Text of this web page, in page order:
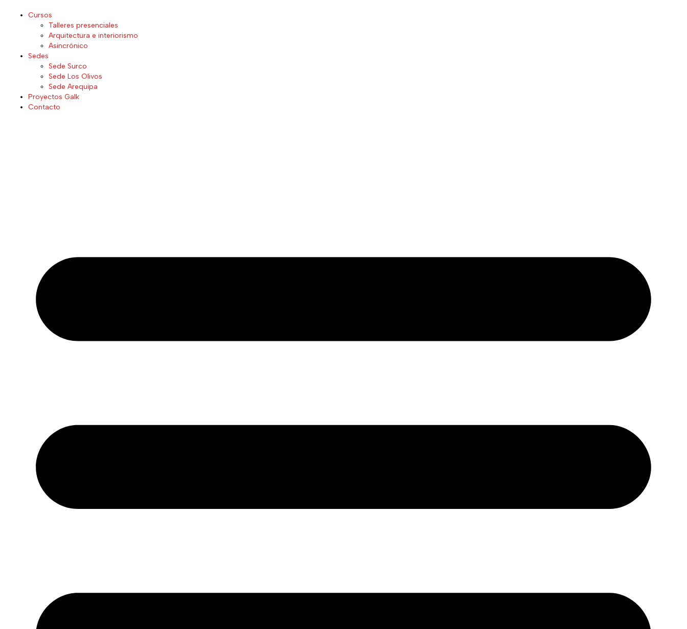
Cursos
Talleres presenciales
Arquitectura e interiorismo
Asincrónico
Sedes
Sede Surco
Sede Los Olivos
Sede Arequipa
Proyectos Galk
Contacto